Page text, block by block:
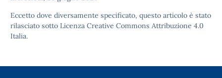
Eccetto dove diversamente specificato, questo articolo è stato
rilasciato sotto Licenza Creative Commons Attribuzione 4.0
Italia.